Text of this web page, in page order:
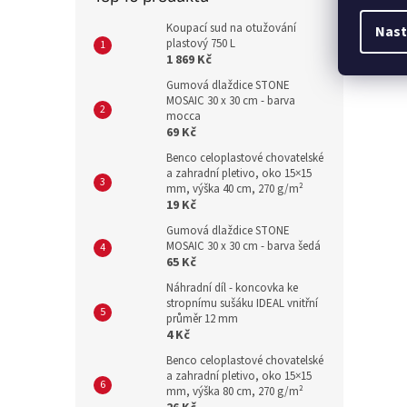
Koupací sud na otužování
plastový 750 L
1 869 Kč
Gumová dlaždice STONE
MOSAIC 30 x 30 cm - barva
mocca
69 Kč
Benco celoplastové chovatelské
a zahradní pletivo, oko 15×15
mm, výška 40 cm, 270 g/m²
19 Kč
Gumová dlaždice STONE
MOSAIC 30 x 30 cm - barva šedá
65 Kč
Náhradní díl - koncovka ke
stropnímu sušáku IDEAL vnitřní
průměr 12 mm
4 Kč
Benco celoplastové chovatelské
a zahradní pletivo, oko 15×15
mm, výška 80 cm, 270 g/m²